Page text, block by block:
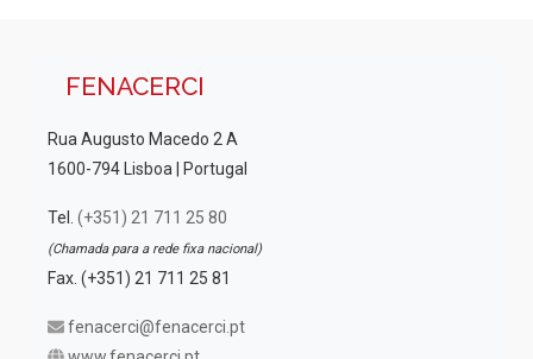
FENACERCI
Rua Augusto Macedo 2 A
1600-794 Lisboa | Portugal
Tel. (+351) 21 711 25 80
(Chamada para a rede fixa nacional)
Fax. (+351) 21 711 25 81
fenacerci@fenacerci.pt